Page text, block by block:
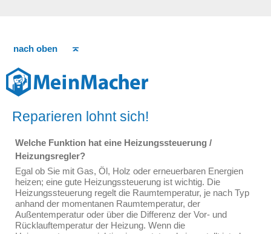
nach oben
Reparieren lohnt sich!
Welche Funktion hat eine Heizungssteuerung /
Heizungsregler?
Egal ob Sie mit Gas, Öl, Holz oder erneuerbaren Energien
heizen; eine gute Heizungssteuerung ist wichtig. Die
Heizungssteuerung regelt die Raumtemperatur, je nach Typ
anhand der momentanen Raumtemperatur, der
Außentemperatur oder über die Differenz der Vor- und
Rücklauftemperatur der Heizung. Wenn die